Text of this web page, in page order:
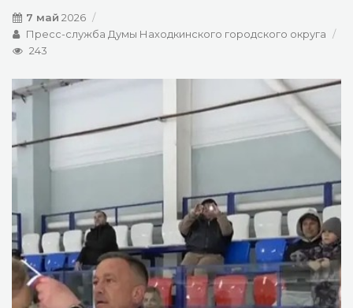
7 май 2026
Пресс-служба Думы Находкинского городского округа
243